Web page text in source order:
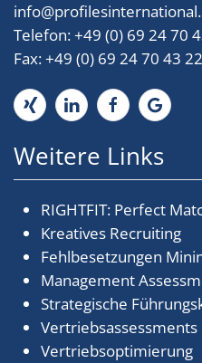
info@
Telefon: +49 (0) 69 24 70
Fax: +49 (0) 69 24 70 43 22
Weitere Links
RIGHTFIT: Perfect
Kreatives Recruiting
Fehlbesetzungen
Management
Strategische
Vertriebsassessments
Vertriebsoptimierung